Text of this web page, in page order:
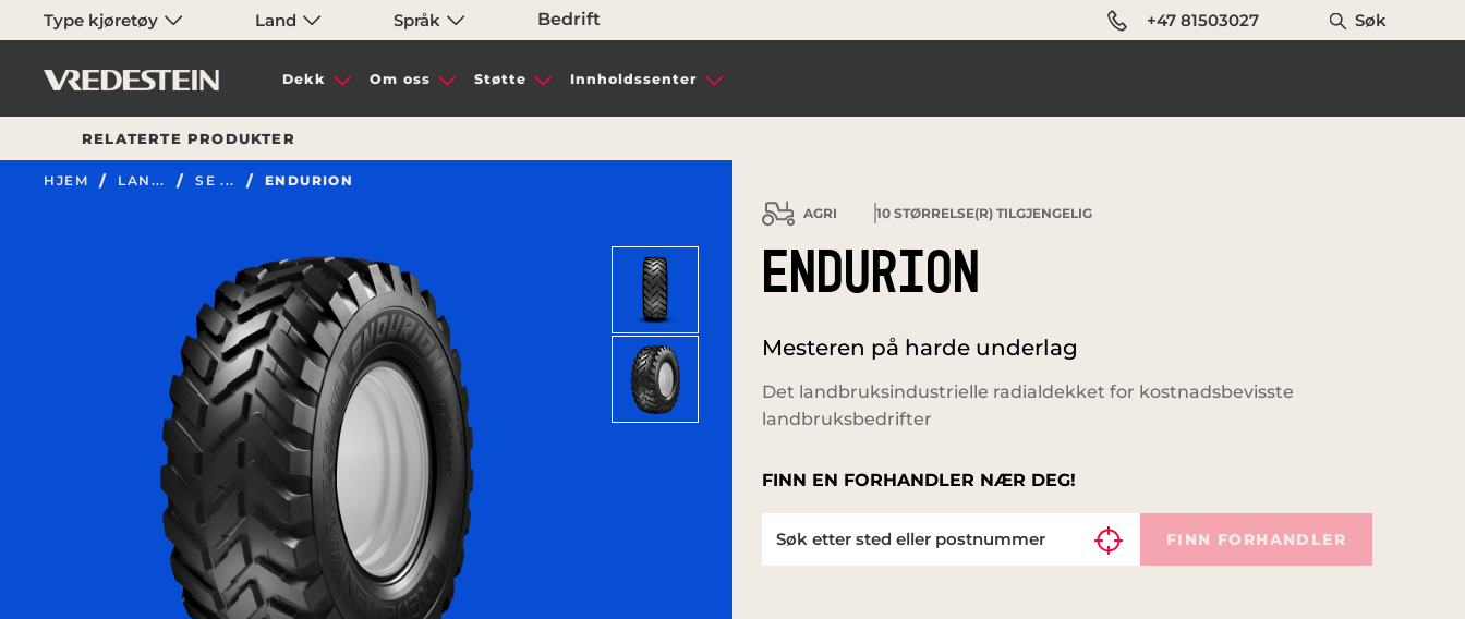
Type kjøretøy Land Språk Bedrift +47 81503027 Søk
Dekk Om oss Støtte Innholdssenter
RELATERTE PRODUKTER
HJEM LAN... SE ... ENDURION
AGRI 10STØRRELSE(R) TILGJENGELIG
ENDURION
Mesteren på harde underlag
Det landbruksindustrielle radialdekket for kostnadsbevisste
landbruksbedrifter
FINN EN FORHANDLER NÆR DEG!
FINN FORHANDLER